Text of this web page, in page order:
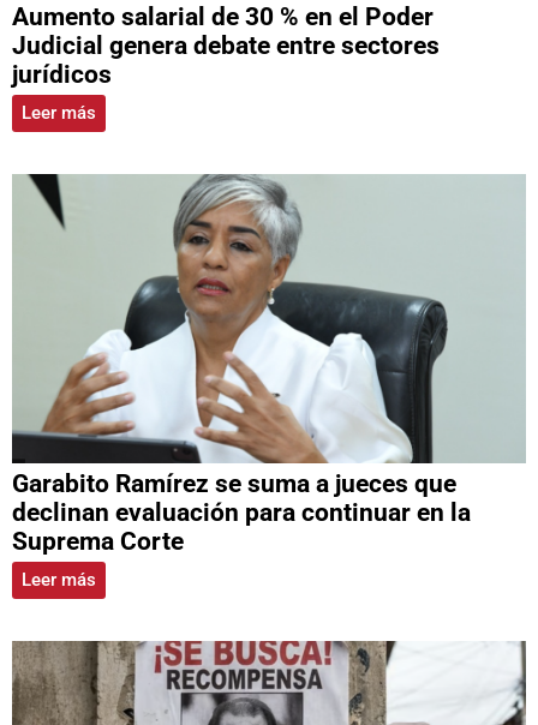
Aumento salarial de 30 % en el Poder
Judicial genera debate entre sectores
jurídicos
Leer más
Garabito Ramírez se suma a jueces que
declinan evaluación para continuar en la
Suprema Corte
Leer más